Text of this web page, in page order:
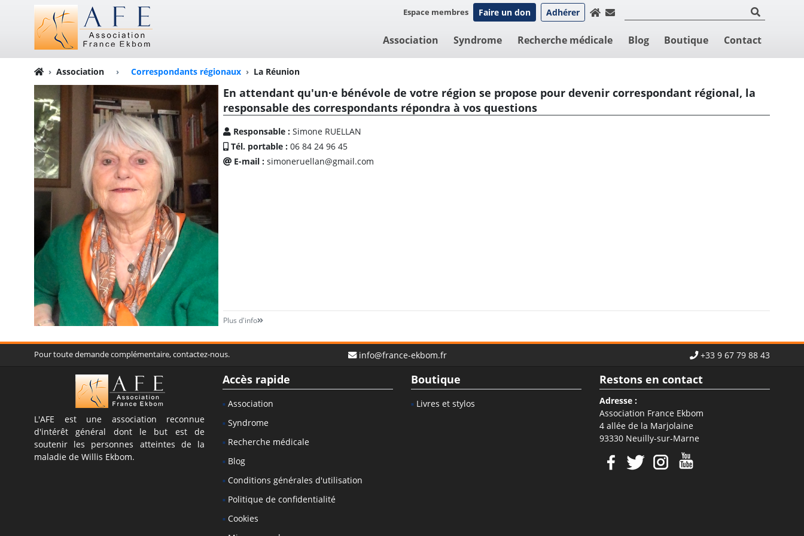
Espace membres Faire un don Adhérer
Association Syndrome Recherche médicale Blog Boutique Contact
Association › Correspondants régionaux La Réunion
En attendant qu'un·e bénévole de votre région se propose pour devenir correspondant régional, la
responsable des correspondants répondra à vos questions
Responsable : Simone RUELLAN
Tél. portable : 06 84 24 96 45
E-mail : simoneruellan@gmail.com
Plus d'info
Pour toute demande complémentaire, contactez-nous. info@france-ekbom.fr +33 9 67 79 88 43
L'AFE est une association reconnue
d'intérêt général dont le but est de
soutenir les personnes atteintes de la
maladie de Willis Ekbom.
Accès rapide
Association
Syndrome
Recherche médicale
Blog
Conditions générales d'utilisation
Politique de confidentialité
Cookies
Boutique
Livres et stylos
Restons en contact
Adresse :
Association France Ekbom
4 allée de la Marjolaine
93330 Neuilly-sur-Marne